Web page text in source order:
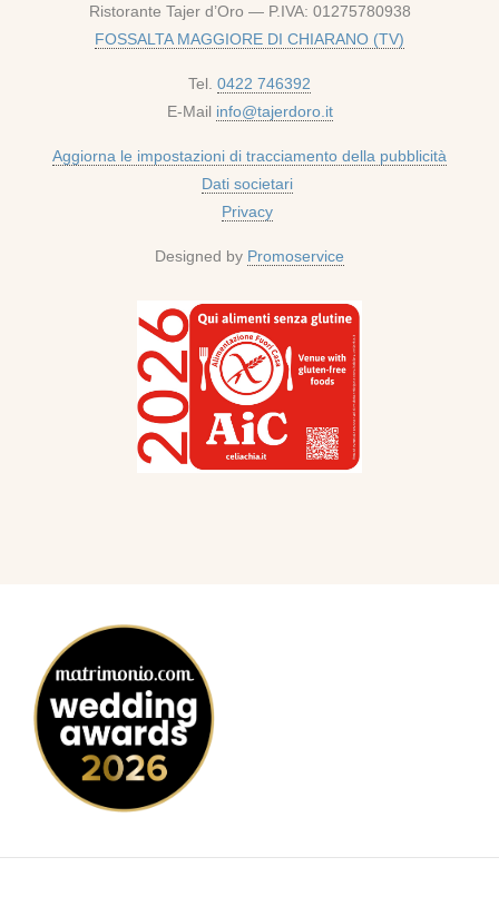
Ristorante Tajer d’Oro — P.IVA: 01275780938
FOSSALTA MAGGIORE DI CHIARANO (TV)
Tel. 0422 746392
E-Mail info@tajerdoro.it
Aggiorna le impostazioni di tracciamento della pubblicità
Dati societari
Privacy
Designed by Promoservice